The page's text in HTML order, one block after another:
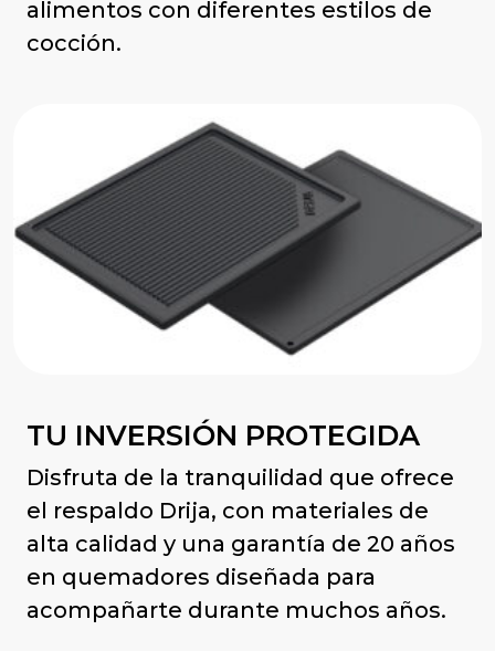
alimentos con diferentes estilos de
cocción.
TU INVERSIÓN PROTEGIDA
Disfruta de la tranquilidad que ofrece
el respaldo Drija, con materiales de
alta calidad y una garantía de 20 años
en quemadores diseñada para
acompañarte durante muchos años.